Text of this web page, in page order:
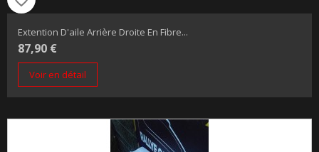
Extention D'aile Arrière Droite En Fibre...
87,90 €
Voir en détail